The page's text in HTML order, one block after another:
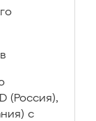
(Россия),
с